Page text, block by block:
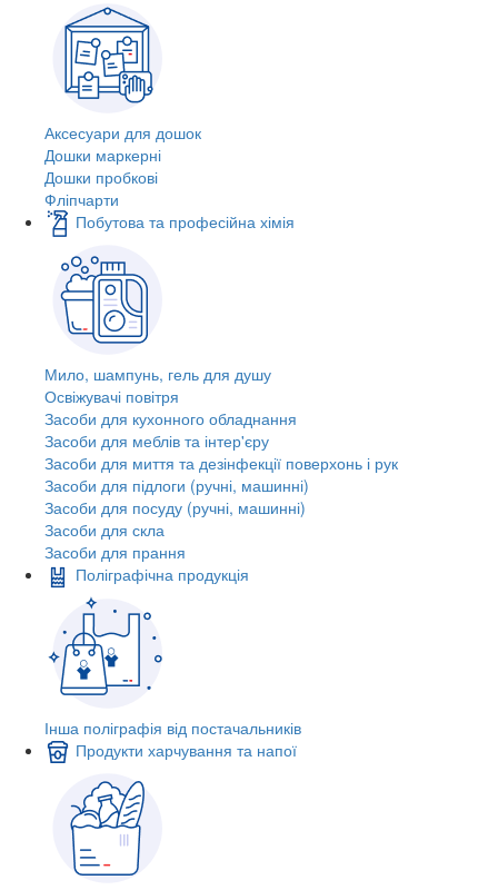
Аксесуари для дошок
Дошки маркерні
Дошки пробкові
Фліпчарти
Побутова та професійна хімія
Мило, шампунь, гель для душу
Освіжувачі повітря
Засоби для кухонного обладнання
Засоби для меблів та інтер'єру
Засоби для миття та дезінфекції поверхонь і рук
Засоби для підлоги (ручні, машинні)
Засоби для посуду (ручні, машинні)
Засоби для скла
Засоби для прання
Поліграфічна продукція
Інша поліграфія від постачальників
Продукти харчування та напої